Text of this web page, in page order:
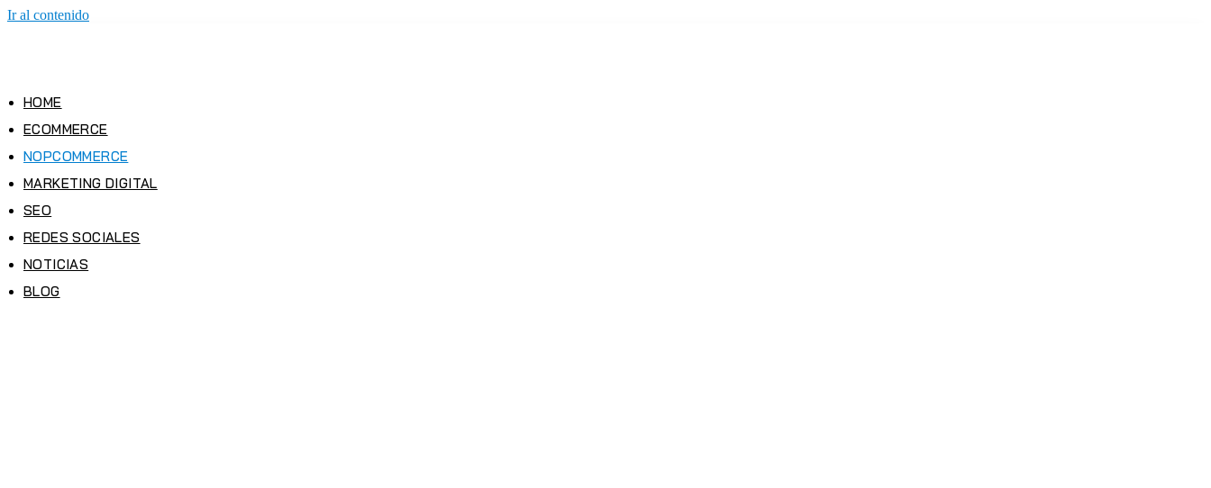
Ir al contenido
HOME
ECOMMERCE
NOPCOMMERCE
MARKETING DIGITAL
SEO
REDES SOCIALES
NOTICIAS
BLOG